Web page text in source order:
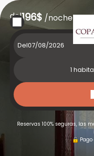
del196$ /noche
Del
1
Reservas 100% seguras, las